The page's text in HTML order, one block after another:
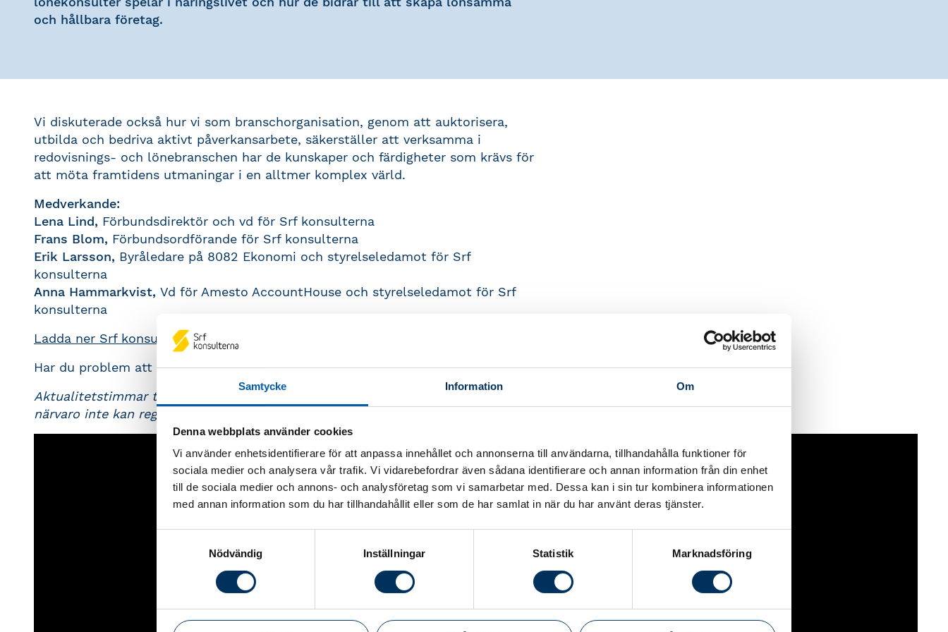
Samtycke Information Om
Denna webbplats använder cookies
Vi använder enhetsidentifierare för att anpassa innehållet och annonserna till användarna, tillhandahålla funktioner för
sociala medier och analysera vår trafik. Vi vidarebefordrar även sådana identifierare och annan information från din enhet
till de sociala medier och annons- och analysföretag som vi samarbetar med. Dessa kan i sin tur kombinera informationen
med annan information som du har tillhandahållit eller som de har samlat in när du har använt deras tjänster.
Nödvändig
Inställningar Statistik Marknadsföring
och hållbara företag.
Vi diskuterade också hur vi som branschorganisation, genom att auktorisera,
utbilda och bedriva aktivt påverkansarbete, säkerställer att verksamma i
redovisnings- och lönebranschen har de kunskaper och färdigheter som krävs för
att möta framtidens utmaningar i en alltmer komplex värld.
Medverkande:
Lena Lind, Förbundsdirektör och vd för Srf konsulterna
Frans Blom, Förbundsordförande för Srf konsulterna
Erik Larsson, Byråledare på 8082 Ekonomi och styrelseledamot för Srf
konsulterna
Anna Hammarkvist, Vd för Amesto AccountHouse och styrelseledamot för Srf
konsulterna
Ladda ner Srf konsulternas Fokusrapport
Har du problem att se videon nedan kan du se den direkt påyoutube.
Aktualitetstimmar tilldelas ej till dig som tittar på webinaret i efterhand då
närvaro inte kan registreras